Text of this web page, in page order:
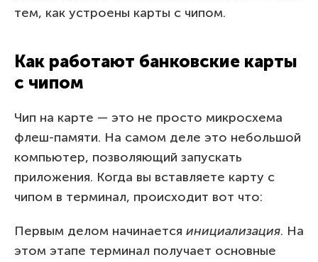
тем, как устроены карты с чипом.
Как работают банковские карты
с чипом
Чип на карте — это не просто микросхема
флеш-памяти. На самом деле это небольшой
компьютер, позволяющий запускать
приложения. Когда вы вставляете карту с
чипом в терминал, происходит вот что:
Первым делом начинается инициализация. На
этом этапе терминал получает основные